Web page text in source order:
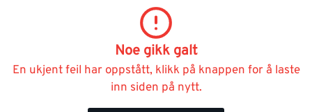
Noe gikk galt
En ukjent feil har oppstått, klikk på knappen for å laste
inn siden på nytt.